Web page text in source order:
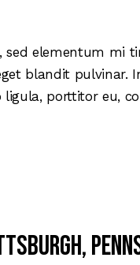
elementum mi
blandit pulvinar.
porttitor eu,